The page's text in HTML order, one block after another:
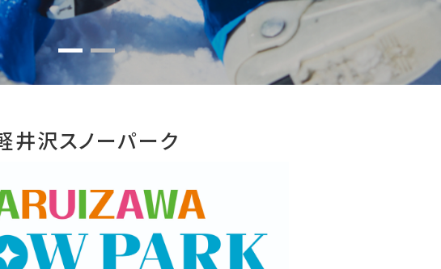
井沢スノーパーク